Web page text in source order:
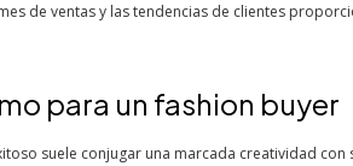
de ventas y las tendencias de clientes
para un fashion buyer
suele conjugar una marcada creatividad